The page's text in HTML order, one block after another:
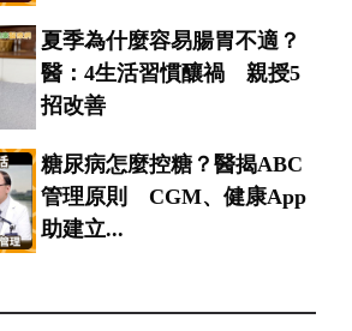
夏季為什麼容易腸胃不適？
醫：4生活習慣釀禍 親授5
招改善
糖尿病怎麼控糖？醫揭ABC
管理原則 CGM、健康App
助建立...